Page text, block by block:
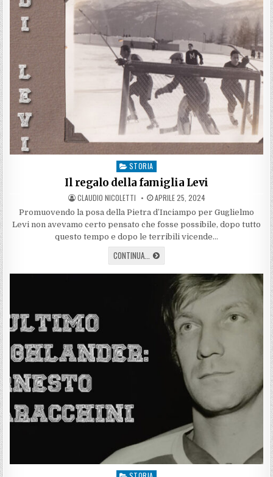
Posted
in
STORIA
Il regalo della famiglia Levi
AUTHOR:
CLAUDIO NICOLETTI PUBLISHED
DATE:
APRILE 25, 2024
Promuovendo la posa della Pietra d’Inciampo per Guglielmo
Levi non avevamo certo pensato che fosse possibile, dopo tutto
questo tempo e dopo le terribili vicende…
CONTINUA... IL
REGALO
DELLA
FAMIGLIA